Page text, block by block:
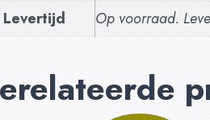
Levertijd
Op voorraad.